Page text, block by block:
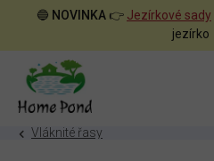
🔵 NOVINKA 👉 Jezírkové sady
jezírko
Vláknité řasy